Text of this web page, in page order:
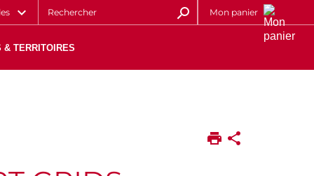
Mon panier
& TERRITOIRES